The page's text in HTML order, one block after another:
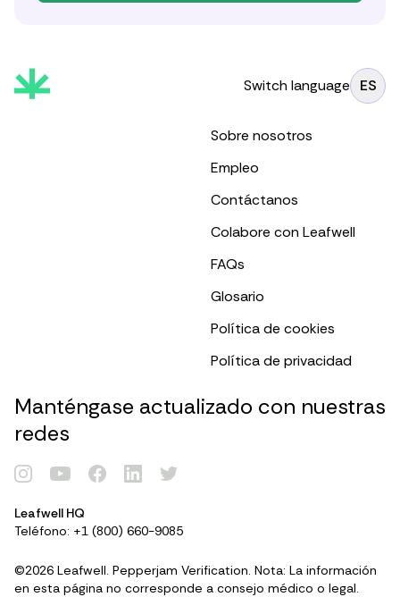
Switch language ES
Sobre nosotros
Empleo
Contáctanos
Colabore con Leafwell
FAQs
Glosario
Política de cookies
Política de privacidad
Manténgase actualizado con nuestras
redes
Leafwell HQ
Teléfono: +1 (800) 660-9085
©2026 Leafwell. Pepperjam Verification. Nota: La información
en esta página no corresponde a consejo médico o legal.